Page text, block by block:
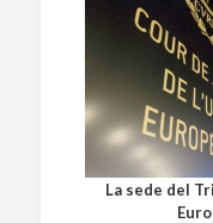
La sede del